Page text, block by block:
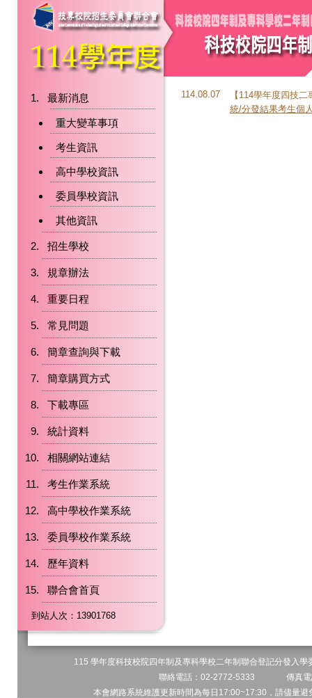
最新消息
重大變革事項
考生資訊
高中學校資訊
委員學校資訊
其他資訊
招生學校
規章辦法
重要日程
常見問題
簡章查詢與下載
簡章購買方式
下載專區
統計資料
相關網站連結
考生作業系統
高中學校作業系統
委員學校作業系統
歷年資料
聯合會首頁
到站人次：13901768
114.08.07
【114學年度四技
統/分發結果考生個
115 學年度科技校院四年制及專科學校二年制聯合登記分發
聯絡電話：02-2772-5333 傳真
本會網路系統維護更新時間為每日17:00~17:30，請儘量